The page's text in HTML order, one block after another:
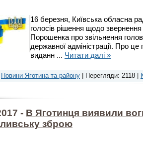
16 березня, Київська обласна
голосів рішення щодо
Порошенка про звільнення
державної адміністрації. Про
виданн ... Читати далі »
Новини Яготина та району | Перегляди: 2118 |
- В Яготинця виявили
зброю